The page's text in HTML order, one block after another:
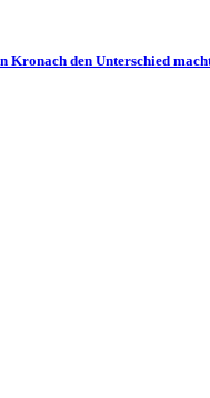
den Unterschied